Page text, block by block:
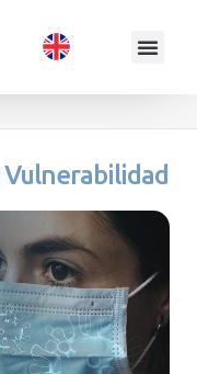
Vulnerabilidad